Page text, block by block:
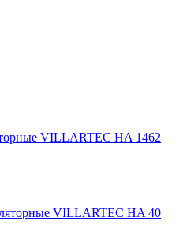
VILLARTEC HA 1462